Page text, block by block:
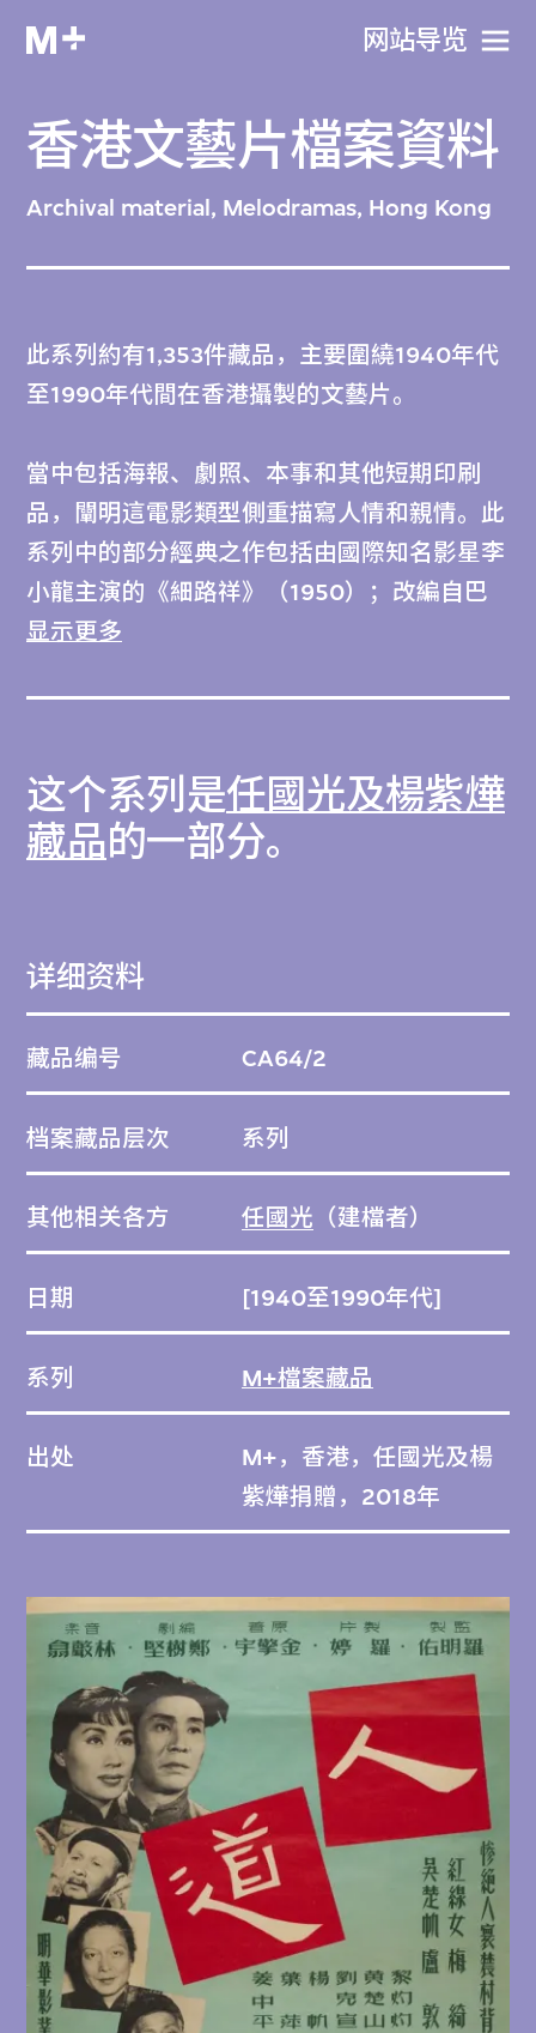
网站导览
香港文藝片檔案資料
Archival material, Melodramas, Hong Kong
此系列約有1,353件藏品，主要圍繞1940年代
至1990年代間在香港攝製的文藝片。
當中包括海報、劇照、本事和其他短期印刷
品，闡明這電影類型側重描寫人情和親情。此
系列中的部分經典之作包括由國際知名影星李
小龍主演的《細路祥》（1950）；改編自巴
金「激流三部曲」之一的《家》（1953）；
套路、感人肺腑的悲劇《天長地久》
（1955）；融入西方幽默元素的《四千金》
（1957）；由楚原根據真實故事改編的《可
及帶出年輕人控訴社會心聲的少年犯罪片《飛
日期順時序排列。
显示更多
这个系列是任國光及楊紫燁
藏品的一部分。
详细资料
藏品编号 CA64/2
档案藏品层次 系列
其他相关各方 任國光 （建檔者）
日期 [1940至1990年代]
系列 M+檔案藏品
出处
M+，香港，任國光及楊
紫燁捐贈，2018年